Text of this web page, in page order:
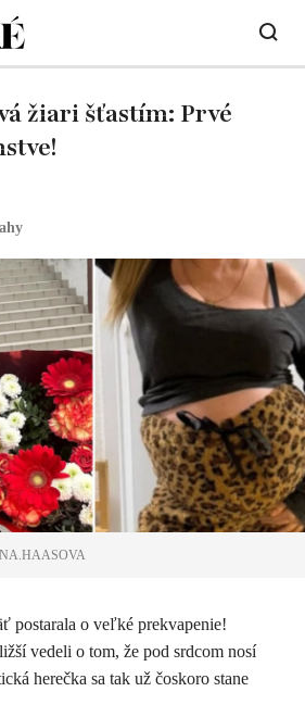
žiari šťastím: Prvé
postarala o veľké prekvapenie!
vedeli o tom, že pod srdcom nosí
herečka sa tak už čoskoro stane